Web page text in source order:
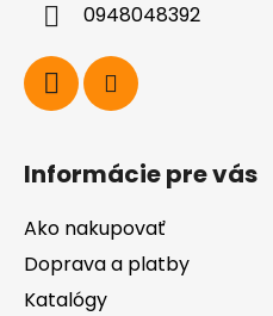
0948048392
Informácie pre vás
Ako nakupovať
Doprava a platby
Katalógy